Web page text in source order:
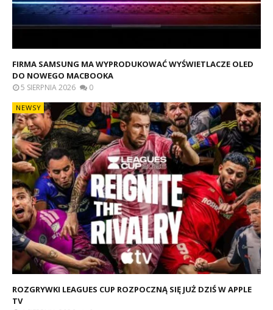
FIRMA SAMSUNG MA WYPRODUKOWAĆ WYŚWIETLACZE OLED
DO NOWEGO MACBOOKA
5 SIERPNIA 2026 0
NEWSY
ROZGRYWKI LEAGUES CUP ROZPOCZNĄ SIĘ JUŻ DZIŚ W APPLE
TV